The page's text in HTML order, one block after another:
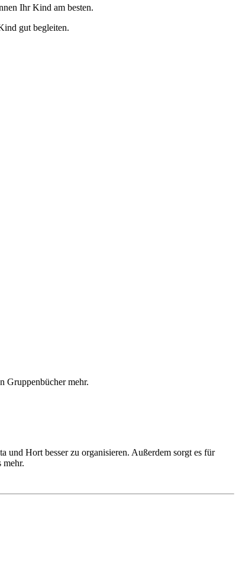
Ihr Kind am besten.
gut begleiten.
Gruppenbücher mehr.
Hort besser zu organisieren. Außerdem sorgt es für